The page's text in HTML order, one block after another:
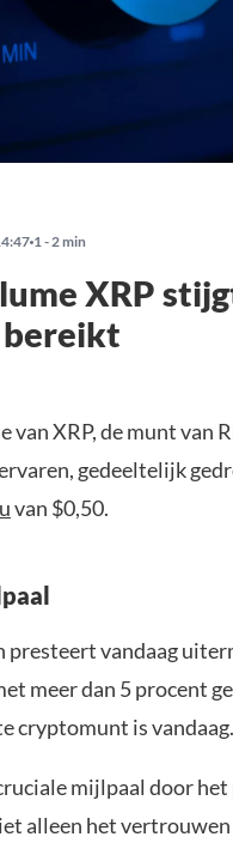
1 - 2 min
XRP
bereikt
van XRP, de munt van
gedeeltelijk
van $0,50.
presteert vandaag
meer dan 5 procent
cryptomunt is vandaag.
mijlpaal door
alleen het